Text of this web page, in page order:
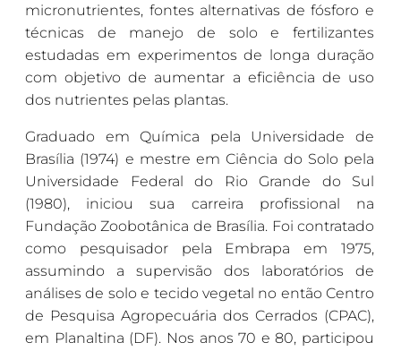
micronutrientes, fontes alternativas de fósforo e
técnicas de manejo de solo e fertilizantes
estudadas em experimentos de longa duração
com objetivo de aumentar a eficiência de uso
dos nutrientes pelas plantas.
Graduado em Química pela Universidade de
Brasília (1974) e mestre em Ciência do Solo pela
Universidade Federal do Rio Grande do Sul
(1980), iniciou sua carreira profissional na
Fundação Zoobotânica de Brasília. Foi contratado
como pesquisador pela Embrapa em 1975,
assumindo a supervisão dos laboratórios de
análises de solo e tecido vegetal no então Centro
de Pesquisa Agropecuária dos Cerrados (CPAC),
em Planaltina (DF). Nos anos 70 e 80, participou